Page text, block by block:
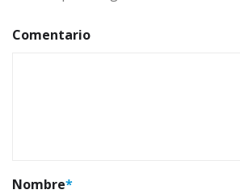
Comentario
Nombre*